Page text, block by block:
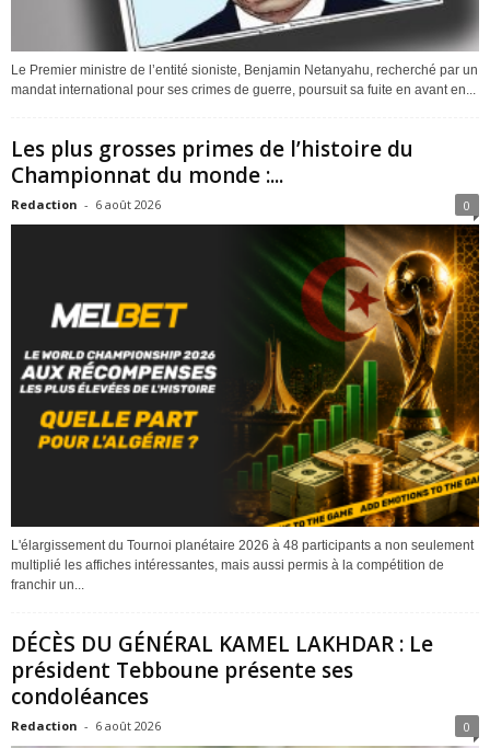
Le Premier ministre de l’entité sioniste, Benjamin Netanyahu, recherché par un
mandat international pour ses crimes de guerre, poursuit sa fuite en avant en...
Les plus grosses primes de l’histoire du
Championnat du monde :...
Redaction - 6 août 2026 0
L'élargissement du Tournoi planétaire 2026 à 48 participants a non seulement
multiplié les affiches intéressantes, mais aussi permis à la compétition de
franchir un...
DÉCÈS DU GÉNÉRAL KAMEL LAKHDAR : Le
président Tebboune présente ses
condoléances
Redaction - 6 août 2026 0